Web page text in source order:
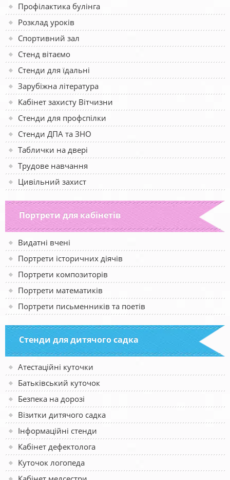
Профілактика булінга
Розклад уроків
Спортивний зал
Стенд вітаємо
Стенди для їдальні
Зарубіжна література
Кабінет захисту Вітчизни
Стенди для профспілки
Стенди ДПА та ЗНО
Таблички на двері
Трудове навчання
Цивільний захист
Портрети для кабінетів
Видатні вчені
Портрети історичних діячів
Портрети композиторів
Портрети математиків
Портрети письменників та поетів
Стенди для дитячого садка
Атестаційні куточки
Батьківський куточок
Безпека на дорозі
Візитки дитячого садка
Інформаційні стенди
Кабінет дефектолога
Куточок логопеда